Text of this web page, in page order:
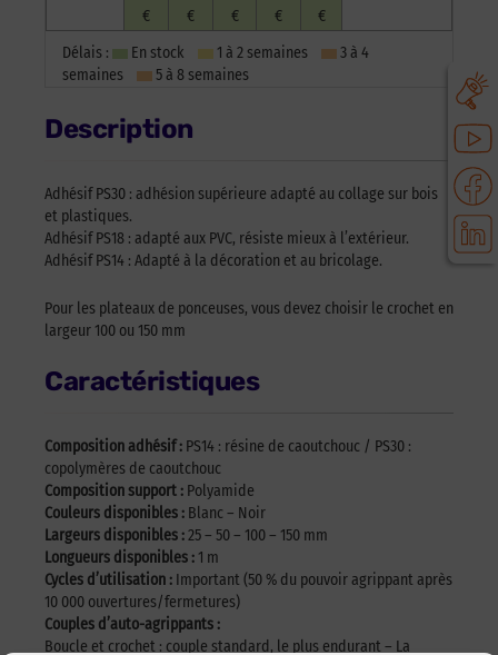
€
€
€
€
€
Délais : En stock 1 à 2 semaines
3 à 4
semaines
5 à 8 semaines
Description
Adhésif PS30 : adhésion supérieure adapté au collage sur bois
et plastiques.
Adhésif PS18 : adapté aux PVC, résiste mieux à l’extérieur.
Adhésif PS14 : Adapté à la décoration et au bricolage.
Pour les plateaux de ponceuses, vous devez choisir le crochet en
largeur 100 ou 150 mm
Caractéristiques
Composition adhésif : PS14 : résine de caoutchouc / PS30 :
copolymères de caoutchouc
Composition support : Polyamide
Couleurs disponibles : Blanc – Noir
Largeurs disponibles :25 – 50 – 100 – 150 mm
Longueurs disponibles : 1 m
Cycles d’utilisation : Important (50 % du pouvoir agrippant après
10 000 ouvertures/fermetures)
Couples d’auto-agrippants :
Boucle et crochet : couple standard, le plus endurant – La